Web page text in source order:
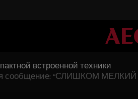
встроенной техники
сообщение: “СЛИШКОМ